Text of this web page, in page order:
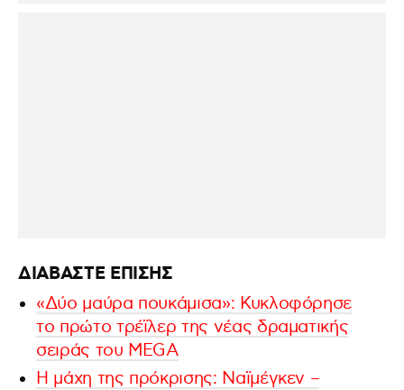
ΔΙΑΒΑΣΤΕ ΕΠΙΣΗΣ
«Δύο μαύρα πουκάμισα»: Κυκλοφόρησε
το πρώτο τρέϊλερ της νέας δραματικής
σειράς του MEGA
Η μάχη της πρόκρισης: Ναϊμέγκεν –